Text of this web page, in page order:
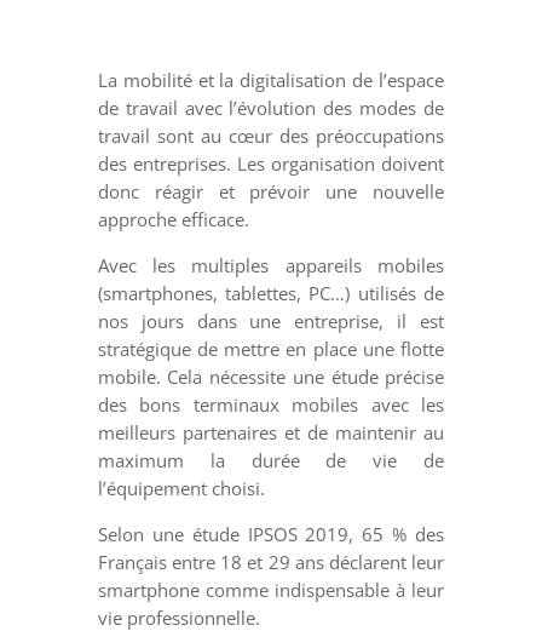
La mobilité et la digitalisation de l’espace
de travail avec l’évolution des modes de
travail sont au cœur des préoccupations
des entreprises. Les organisation doivent
donc réagir et prévoir une nouvelle
approche efficace.
Avec les multiples appareils mobiles
(smartphones, tablettes, PC…) utilisés de
nos jours dans une entreprise, il est
stratégique de mettre en place une flotte
mobile. Cela nécessite une étude précise
des bons terminaux mobiles avec les
meilleurs partenaires et de maintenir au
maximum la durée de vie de
l’équipement choisi.
Selon une étude IPSOS 2019, 65 % des
Français entre 18 et 29 ans déclarent leur
smartphone comme indispensable à leur
vie professionnelle.